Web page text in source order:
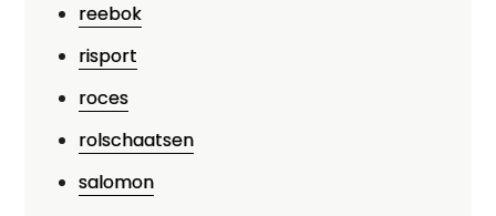
reebok
risport
roces
rolschaatsen
salomon